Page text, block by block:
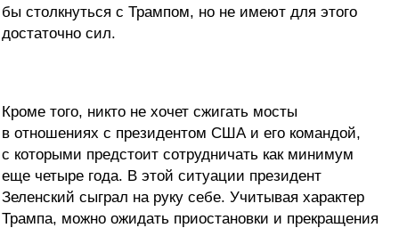
бы столкнуться с Трампом, но не имеют для этого
достаточно сил.
Кроме того, никто не хочет сжигать мосты
в отношениях с президентом США и его командой,
с которыми предстоит сотрудничать как минимум
еще четыре года. В этой ситуации президент
Зеленский сыграл на руку себе. Учитывая характер
Трампа, можно ожидать приостановки и прекращения